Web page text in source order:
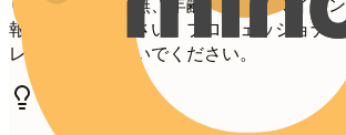
り、配偶者の有無、年齢、写真、マイナ
報は避けてください。プロフェッショナ
レスは使用しないでください。